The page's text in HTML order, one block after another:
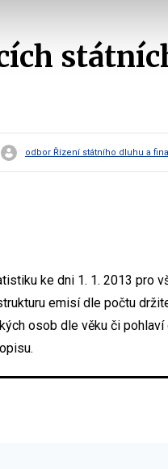
odbor Řízení státního dluhu a
ke dni 1. 1. 2013 pro
emisí dle počtu
osob dle věku či pohlaví